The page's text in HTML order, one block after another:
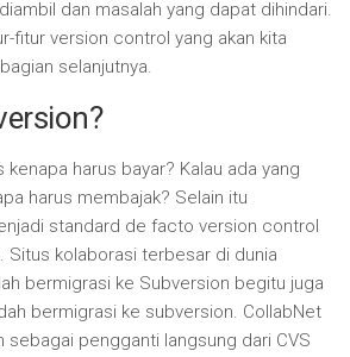
dan masalah yang dapat dihindari.
fitur version control yang akan kita
selanjutnya.
kenapa harus bayar? Kalau ada yang
harus membajak? Selain itu
standard de facto version control
Situs kolaborasi terbesar di dunia
bermigrasi ke Subversion begitu juga
bermigrasi ke subversion. CollabNet
sebagai pengganti langsung dari CVS